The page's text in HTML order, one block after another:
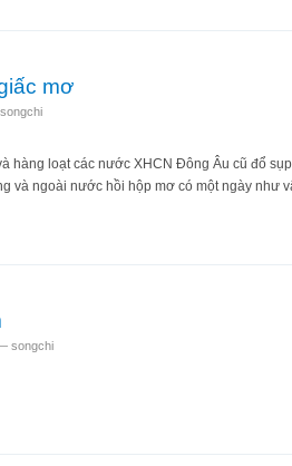
mơ
songchi
hàng loạt các nước XHCN Đông Âu cũ đổ
và ngoài nước hồi hộp mơ có một ngày như
songchi